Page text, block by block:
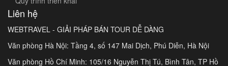
Liên hệ
WEBTRAVEL - GIẢI PHÁP BÁN TOUR DỄ DÀNG
Văn phòng Hà Nội: Tầng 4, số 147 Mai Dịch, Phú Diễn, Hà Nội
Văn phòng Hồ Chí Minh: 105/16 Nguyễn Thị Tú, Bình Tân, TP Hồ